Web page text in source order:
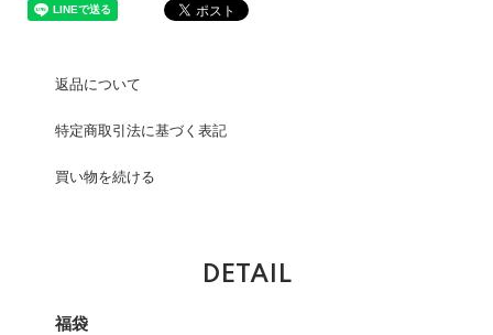
返品について
特定商取引法に基づく表記
買い物を続ける
DETAIL
福袋